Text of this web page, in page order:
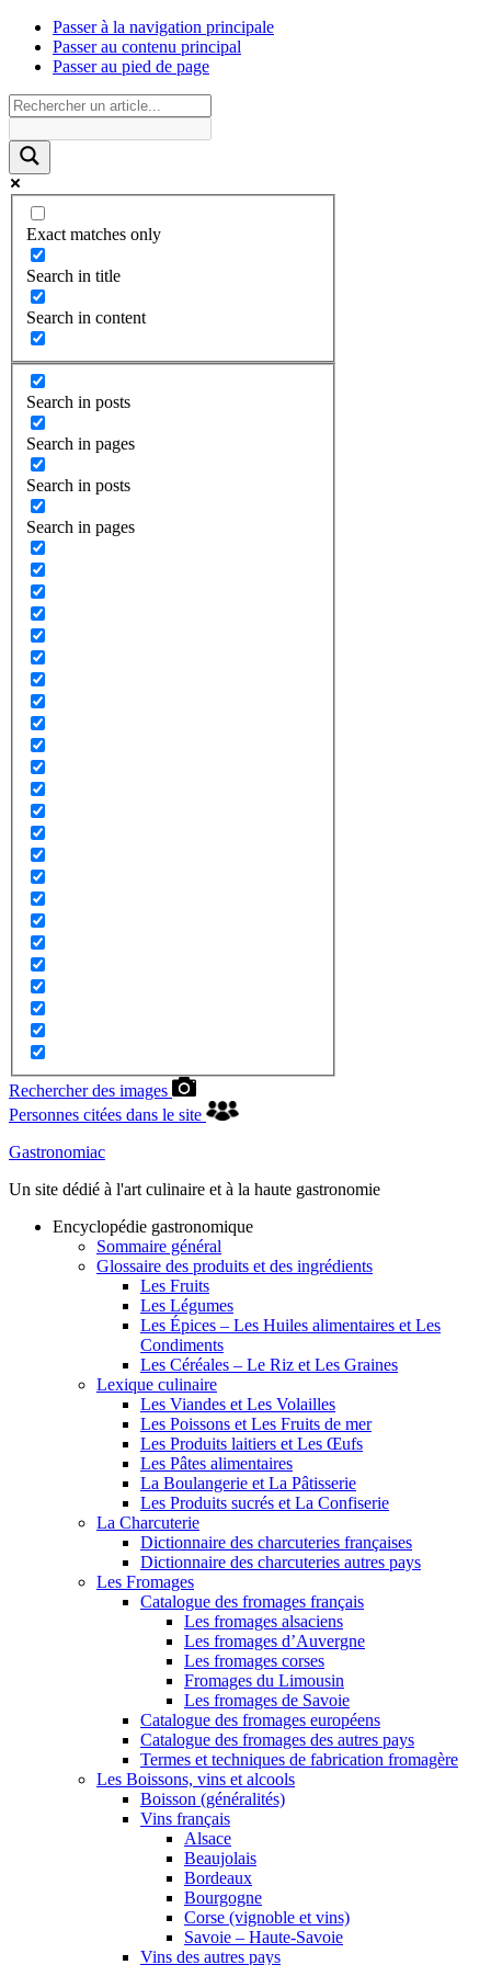
Passer à la navigation principale
Passer au contenu principal
Passer au pied de page
Exact matches only
Search in title
Search in content
Search in posts
Search in pages
Search in posts
Search in pages
Rechercher des images
Personnes citées dans le site
Gastronomiac
Un site dédié à l'art culinaire et à la haute gastronomie
Encyclopédie gastronomique
Sommaire général
Glossaire des produits et des ingrédients
Les Fruits
Les Légumes
Les Épices – Les Huiles alimentaires et Les
Condiments
Les Céréales – Le Riz et Les Graines
Lexique culinaire
Les Viandes et Les Volailles
Les Poissons et Les Fruits de mer
Les Produits laitiers et Les Œufs
Les Pâtes alimentaires
La Boulangerie et La Pâtisserie
Les Produits sucrés et La Confiserie
La Charcuterie
Dictionnaire des charcuteries françaises
Dictionnaire des charcuteries autres pays
Les Fromages
Catalogue des fromages français
Les fromages alsaciens
Les fromages d’Auvergne
Les fromages corses
Fromages du Limousin
Les fromages de Savoie
Catalogue des fromages européens
Catalogue des fromages des autres pays
Termes et techniques de fabrication fromagère
Les Boissons, vins et alcools
Boisson (généralités)
Vins français
Alsace
Beaujolais
Bordeaux
Bourgogne
Corse (vignoble et vins)
Savoie – Haute-Savoie
Vins des autres pays